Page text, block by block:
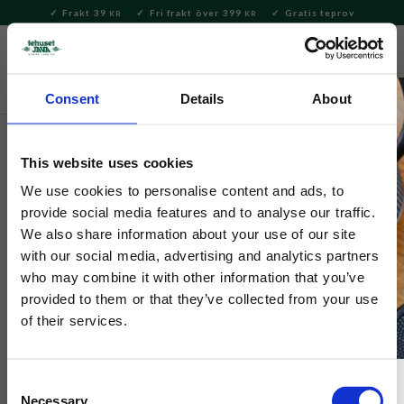
Consent Details About
This website uses cookies
We use cookies to personalise content and ads, to
provide social media features and to analyse our traffic.
We also share information about your use of our site
with our social media, advertising and analytics partners
who may combine it with other information that you’ve
provided to them or that they’ve collected from your use
of their services.
Necessary
Meny
Frakt 39 KR Fri frakt över 399 KR Gratis teprov
Presenter och set
Kökshandduk Östermalm
45x60cm Grå/Vit
Kökshandduk i klassisk design med texten Östermalm.